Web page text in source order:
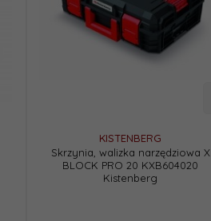
KISTENBERG
Skrzynia, walizka narzędziowa X
BLOCK PRO 20 KXB604020
Kistenberg